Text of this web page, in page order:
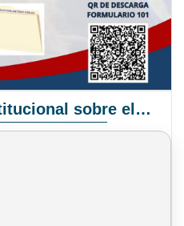
Pronunciamiento Institucional sobre el Proyecto de Ley N° 068/2025-2026 C.S.